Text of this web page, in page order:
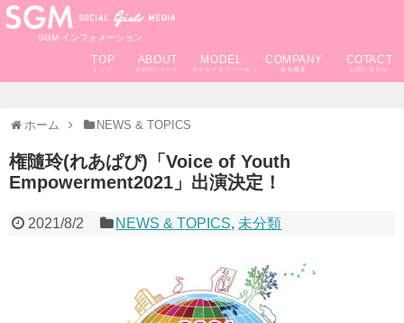
SGM インフォメーション
COTACT
COMPANY
MODEL
ABOUT
TOP
ホーム NEWS & TOPICS
権隨玲(れあぱぴ)「Voice of Youth
Empowerment2021」出演決定！
2021/8/2 NEWS & TOPICS, 未分類